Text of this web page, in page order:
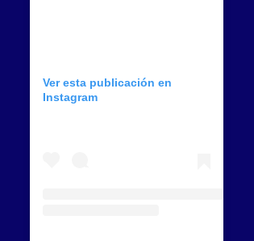
Ver esta publicación en
Instagram